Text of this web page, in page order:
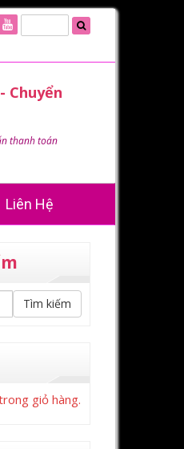
Chuyển
thanh toán
Liên Hệ
Tìm kiếm
giỏ hàng.